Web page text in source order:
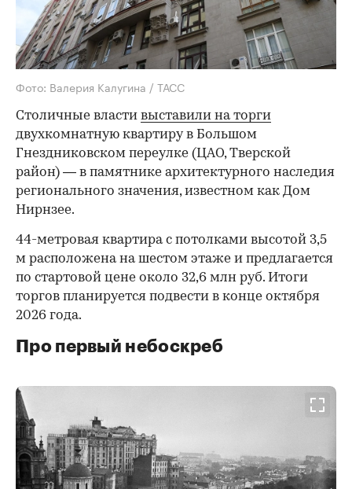
Фото: Валерия Калугина / ТАСС
Столичные власти выставили на торги
двухкомнатную квартиру в Большом
Гнездниковском переулке (ЦАО, Тверской
район) — в памятнике архитектурного наследия
регионального значения, известном как Дом
Нирнзее.
44-метровая квартира с потолками высотой 3,5
м расположена на шестом этаже и предлагается
по стартовой цене около 32,6 млн руб. Итоги
торгов планируется подвести в конце октября
2026 года.
Про первый небоскреб